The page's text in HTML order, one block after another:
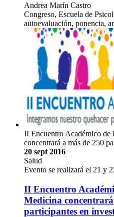
Andrea Marín Castro
Congreso, Escuela de
autoevaluación, ponencia,
II Encuentro Académico de
concentrará a más de 250
20 sept 2016
Salud
Evento se realizará el 21 y
II Encuentro
Medicina
participantes en